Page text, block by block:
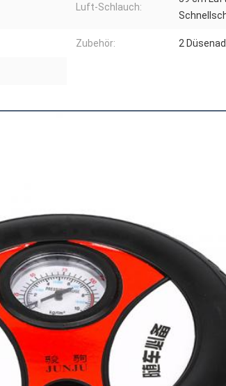
Luft-Schlauch:
Zubehör: 2